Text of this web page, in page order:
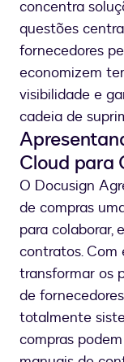
concentra
questões
fornecedores
economizem
visibilidade e
cadeia de
Cloud para
O Docusign
de compras
para colaborar,
contratos. Com
transformar os
de
totalmente
compras